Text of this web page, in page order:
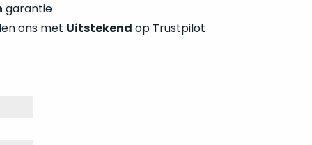
garantie
ons met Uitstekend op Trustpilot